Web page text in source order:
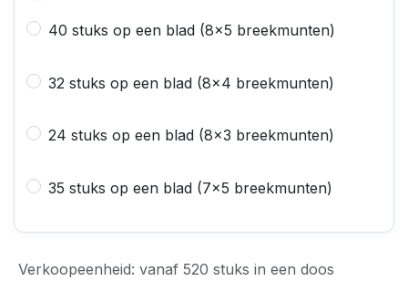
40 stuks op een blad (8x5 breekmunten)
32 stuks op een blad (8x4 breekmunten)
24 stuks op een blad (8×3 breekmunten)
35 stuks op een blad (7x5 breekmunten)
Verkoopeenheid: vanaf 520 stuks in een doos